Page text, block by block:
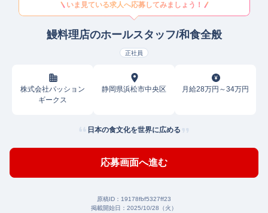
いま見ている求人へ応募してみましょう！
鰻料理店のホールスタッフ/和食全般
正社員
株式会社パッション
ギークス
静岡県浜松市中央区 月給28万円～34万円
日本の食文化を世界に広める
応募画面へ進む
原稿ID： 19178fbf5327ff23
掲載開始日： 2025/10/28（火）